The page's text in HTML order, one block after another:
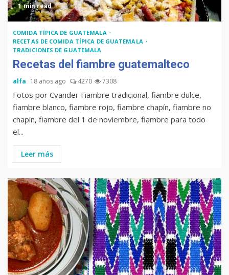
1 min read
COMIDA TÍPICA DE GUATEMALA
RECETAS DE COMIDA TÍPICA DE GUATEMALA
TRADICIONES DE GUATEMALA
Recetas del fiambre guatemalteco
alfa 18 años ago 4270 7308
Fotos por Cvander Fiambre tradicional, fiambre dulce,
fiambre blanco, fiambre rojo, fiambre chapín, fiambre no
chapín, fiambre del 1 de noviembre, fiambre para todo
el...
Leer más